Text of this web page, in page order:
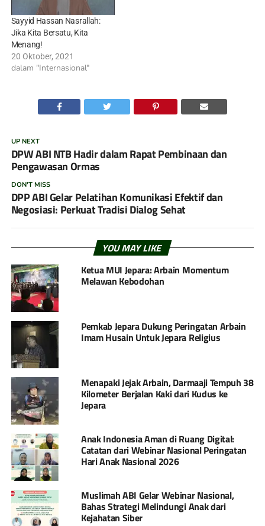
Sayyid Hassan Nasrallah:
Jika Kita Bersatu, Kita
Menang!
20 Oktober, 2021
dalam "Internasional"
UP NEXT
DPW ABI NTB Hadir dalam Rapat Pembinaan dan
Pengawasan Ormas
DON'T MISS
DPP ABI Gelar Pelatihan Komunikasi Efektif dan
Negosiasi: Perkuat Tradisi Dialog Sehat
YOU MAY LIKE
Ketua MUI Jepara: Arbain Momentum
Melawan Kebodohan
Pemkab Jepara Dukung Peringatan Arbain
Imam Husain Untuk Jepara Religius
Menapaki Jejak Arbain, Darmaaji Tempuh 38
Kilometer Berjalan Kaki dari Kudus ke
Jepara
Anak Indonesia Aman di Ruang Digital:
Catatan dari Webinar Nasional Peringatan
Hari Anak Nasional 2026
Muslimah ABI Gelar Webinar Nasional,
Bahas Strategi Melindungi Anak dari
Kejahatan Siber